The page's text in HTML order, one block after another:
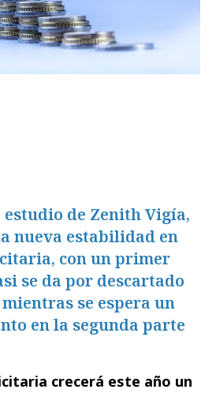
de Zenith Vigía,
nueva estabilidad en
con un primer
se da por descartado
se espera un
en la segunda parte
crecerá este año un